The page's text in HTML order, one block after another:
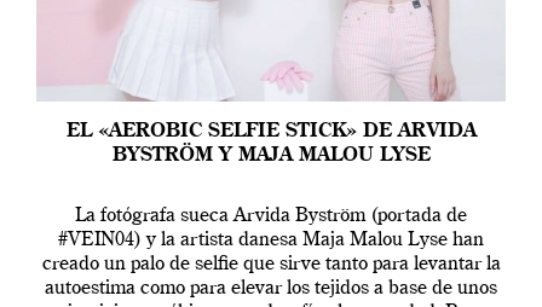
EL «AEROBIC SELFIE STICK» DE ARVIDA
BYSTRÖM Y MAJA MALOU LYSE
La fotógrafa sueca Arvida Byström (portada de
#VEIN04) y la artista danesa Maja Malou Lyse han
creado un palo de selfie que sirve tanto para levantar la
autoestima como para elevar los tejidos a base de unos